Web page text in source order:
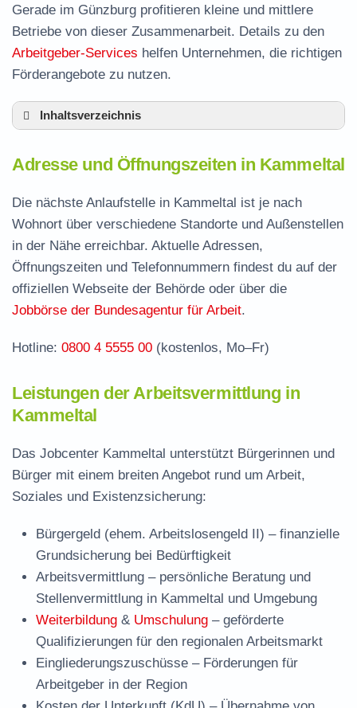
Gerade im Günzburg profitieren kleine und mittlere
Betriebe von dieser Zusammenarbeit. Details zu den
Arbeitgeber-Services helfen Unternehmen, die richtigen
Förderangebote zu nutzen.
Inhaltsverzeichnis
Leistungen der Arbeitsvermittlung in
Kammeltal
Termin vereinbaren und Bürgergeld beantragen
Jobcenter Günzburg – zuständige Stelle
Stellenangebote und Jobbörse in Kammeltal
Häufige Fragen rund ums Jobcenter
Adresse und Öffnungszeiten in Kammeltal
Die nächste Anlaufstelle in Kammeltal ist je nach
Wohnort über verschiedene Standorte und Außenstellen
in der Nähe erreichbar. Aktuelle Adressen,
Öffnungszeiten und Telefonnummern findest du auf der
offiziellen Webseite der Behörde oder über die
Jobbörse der Bundesagentur für Arbeit.
Hotline: 0800 4 5555 00 (kostenlos, Mo–Fr)
Leistungen der Arbeitsvermittlung in
Kammeltal
Das Jobcenter Kammeltal unterstützt Bürgerinnen und
Bürger mit einem breiten Angebot rund um Arbeit,
Soziales und Existenzsicherung:
Bürgergeld (ehem. Arbeitslosengeld II) – finanzielle
Grundsicherung bei Bedürftigkeit
Arbeitsvermittlung – persönliche Beratung und
Stellenvermittlung in Kammeltal und Umgebung
Weiterbildung & Umschulung – geförderte
Qualifizierungen für den regionalen Arbeitsmarkt
Eingliederungszuschüsse – Förderungen für
Arbeitgeber in der Region